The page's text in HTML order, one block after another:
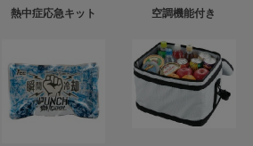
熱中症応急キット 空調機能付き